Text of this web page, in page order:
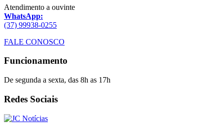
Atendimento a ouvinte
WhatsApp:
(37) 99938-0255
FALE CONOSCO
Funcionamento
De segunda a sexta, das 8h as 17h
Redes Sociais